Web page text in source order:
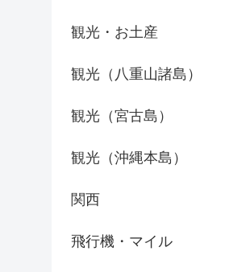
観光・お土産
観光（八重山諸島）
観光（宮古島）
観光（沖縄本島）
関西
飛行機・マイル